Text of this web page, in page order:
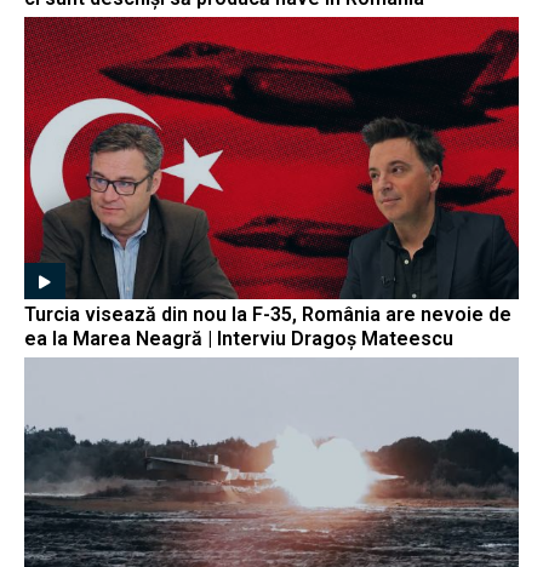
Turcia visează din nou la F-35, România are nevoie de
ea la Marea Neagră | Interviu Dragoș Mateescu